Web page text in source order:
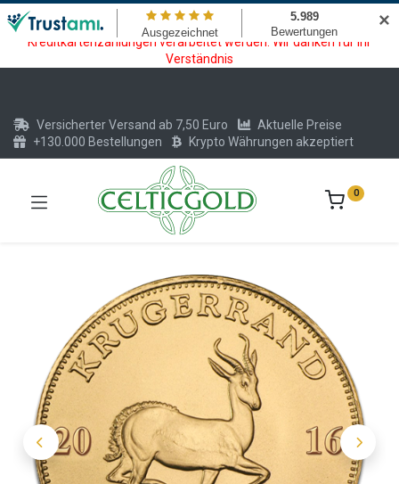
Wartungsarbeiten am Kreditkarten und Krypto Bezahlmodul. In der
Zeit vom 20.07. - 09.08.2026 können keine Krypto oder
Kreditkartenzahlungen verarbeitet werden. Wir danken für Ihr
Verständnis
Versicherter Versand ab 7,50 Euro
Aktuelle Preise
+130.000 Bestellungen
Krypto Währungen akzeptiert
0
✕